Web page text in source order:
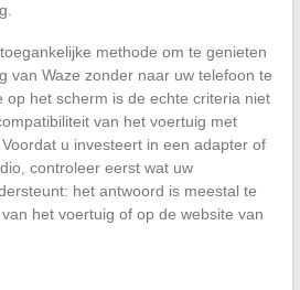
methode om te genieten
van Waze zonder naar uw telefoon te
op het scherm is de echte criteria niet
van het voertuig met
u investeert in een adapter of
controleer eerst wat uw
het antwoord is meestal te
het voertuig of op de website van